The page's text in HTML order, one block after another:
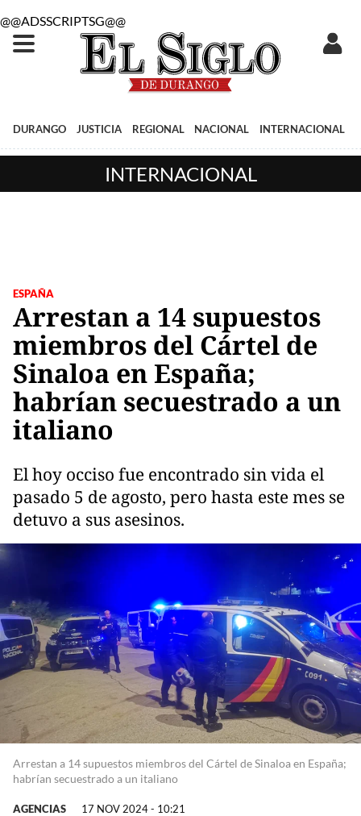
@@ADSSCRIPTSG@@
DURANGO JUSTICIA REGIONAL NACIONAL INTERNACIONAL
INTERNACIONAL
ESPAÑA
Arrestan a 14 supuestos
miembros del Cártel de
Sinaloa en España;
habrían secuestrado a un
italiano
El hoy occiso fue encontrado sin vida el
pasado 5 de agosto, pero hasta este mes se
detuvo a sus asesinos.
Arrestan a 14 supuestos miembros del Cártel de Sinaloa en España;
habrían secuestrado a un italiano
AGENCIAS 17 NOV 2024 - 10:21